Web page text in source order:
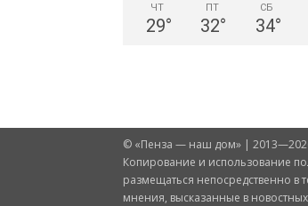
ЧТ
29°
ПТ
32°
СБ
34°
© «Пенза — наш дом» |
Копирование и использование
размещаться непосредственно в
мнения, высказанные в